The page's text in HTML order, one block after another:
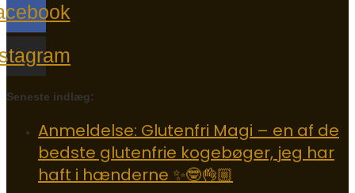
Seneste indlæg:
Anmeldelse: Glutenfri Magi – en af de
bedste glutenfrie kogebøger, jeg har
haft i hænderne ✨🤓👌🏼